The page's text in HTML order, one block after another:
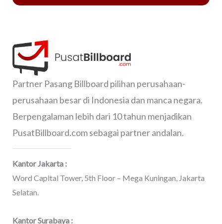
Partner Pasang Billboard pilihan perusahaan-
perusahaan besar di Indonesia dan manca negara.
Berpengalaman lebih dari 10 tahun menjadikan
PusatBillboard.com sebagai partner andalan.
Kantor Jakarta :
Word Capital Tower, 5th Floor – Mega Kuningan, Jakarta
Selatan.
Kantor Surabaya :